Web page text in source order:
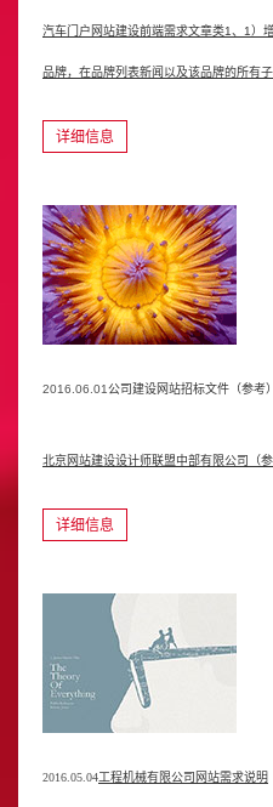
汽车门户网站建设前端需求文章类1、1）
品牌，在品牌列表新闻以及该品牌的所有
详细信息
2016.06.01公司建设网站招标文件（参考）
北京网站建设设计师联盟中部有限公司（
详细信息
2016.05.04工程机械有限公司网站需求说明